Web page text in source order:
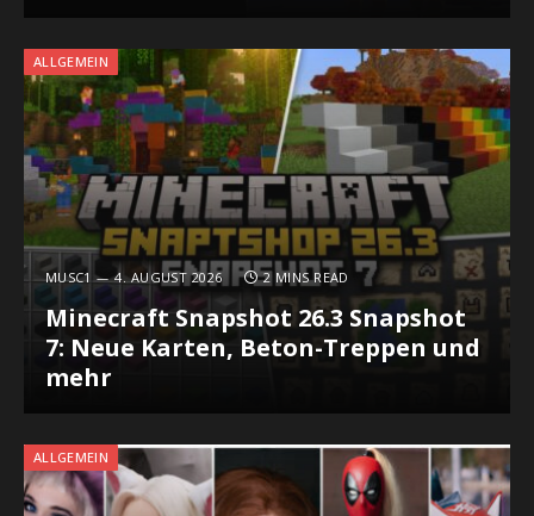
ALLGEMEIN
MUSC1 4. AUGUST 2026 2 MINS READ
Minecraft Snapshot 26.3 Snapshot
7: Neue Karten, Beton-Treppen und
mehr
ALLGEMEIN